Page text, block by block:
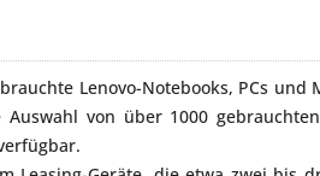
Lenovo-Notebooks, PCs und
von über 1000